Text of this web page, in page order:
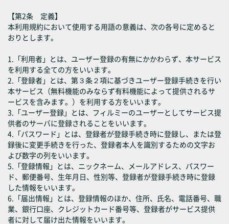
【第2条 定義】
本利用規約において使用する用語の意義は、次の各号に定めると
おりとします。
1.「利用者」とは、ユーザー登録の有無にかかわらず、本サービス
を利用する全ての方をいいます。
2.「登録者」とは、第３条２項に基づきユーザー登録手続きを行い
本サービス（無料機能のみならず有料機能によって提供されるサ
ービスを含みます。）を利用する方をいいます。
3.「ユーザー登録」とは、フィルミーのユーザーとしてサービス提
供者のサーバに登録されることをいいます。
4.「パスワード」とは、登録者が登録手続き時に登録し、または登
録後に変更手続きを行った、登録者本人を識別するための文字お
よび数字の列をいいます。
5.「登録情報」とは、ニックネーム、メールアドレス、パスワー
ド、郵便番号、生年月日、性別等、登録者が登録手続き時に登録
した情報をいいます。
6.「届出情報」とは、登録情報のほか、住所、氏名、電話番号、職
業、銀行口座、クレジットカード番号等、登録者がサービス提供
者に対して届け出た情報をいいます。